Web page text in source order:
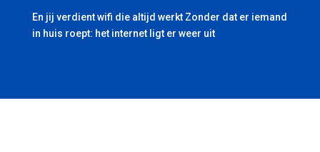
En jij verdient wifi die altijd werkt Zonder dat er iemand
in huis roept: het internet ligt er weer uit